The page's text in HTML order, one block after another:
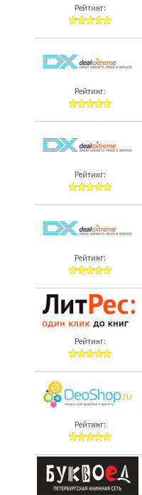
Рейтинг:
Рейтинг:
Рейтинг:
Рейтинг:
Рейтинг:
Рейтинг: